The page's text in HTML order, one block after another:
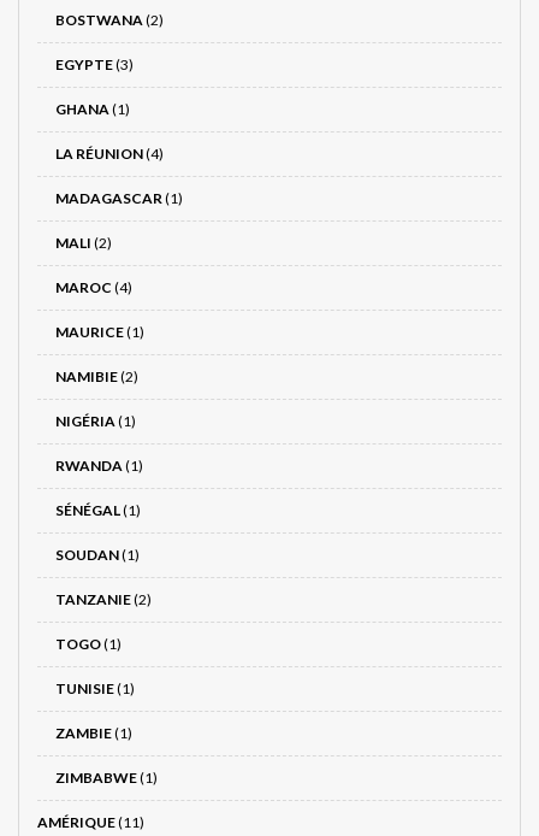
BOSTWANA (2)
EGYPTE(3)
GHANA (1)
LA RÉUNION(4)
MADAGASCAR (1)
MALI (2)
MAROC (4)
MAURICE(1)
NAMIBIE(2)
NIGÉRIA (1)
RWANDA (1)
SÉNÉGAL(1)
SOUDAN(1)
TANZANIE(2)
TOGO(1)
TUNISIE(1)
ZAMBIE(1)
ZIMBABWE(1)
AMÉRIQUE(11)